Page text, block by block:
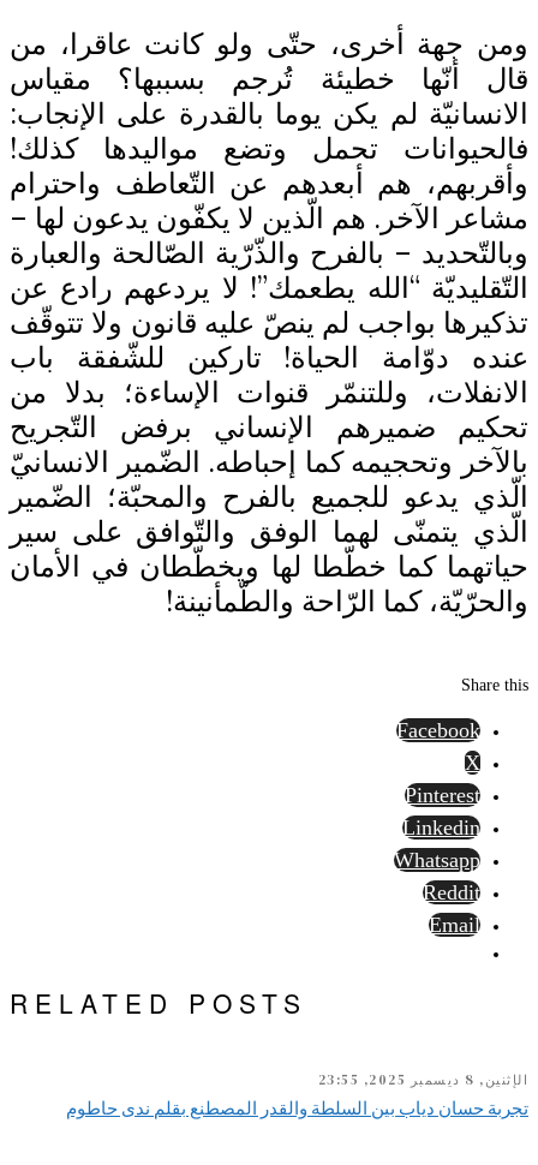
ومن جهة أخرى، حتّى ولو كانت عاقرا، من
قال أنّها خطيئة تُرجم بسببها؟ مقياس
الانسانيّة لم يكن يوما بالقدرة على الإنجاب:
فالحيوانات تحمل وتضع مواليدها كذلك!
وأقربهم، هم أبعدهم عن التّعاطف واحترام
مشاعر الآخر. هم الّذين لا يكفّون يدعون لها –
وبالتّحديد – بالفرح والذّرّية الصّالحة والعبارة
التّقليديّة “الله يطعمك”! لا يردعهم رادع عن
تذكيرها بواجب لم ينصّ عليه قانون ولا تتوقّف
عنده دوّامة الحياة! تاركين للشّفقة باب
الانفلات، وللتنمّر قنوات الإساءة؛ بدلا من
تحكيم ضميرهم الإنساني برفض التّجريح
بالآخر وتحجيمه كما إحباطه. الضّمير الانسانيّ
الّذي يدعو للجميع بالفرح والمحبّة؛ الضّمير
الّذي يتمنّى لهما الوفق والتّوافق على سير
حياتهما كما خطّطا لها ويخطّطان في الأمان
والحرّيّة، كما الرّاحة والطّمأنينة!
Share this
Facebook
X
Pinterest
Linkedin
Whatsapp
Reddit
Email
RELATED POSTS
الإثنين, 8 ديسمبر 2025, 23:55
تجربة حسان دياب بين السلطة والقدر المصطنع بقلم ندى حاطوم